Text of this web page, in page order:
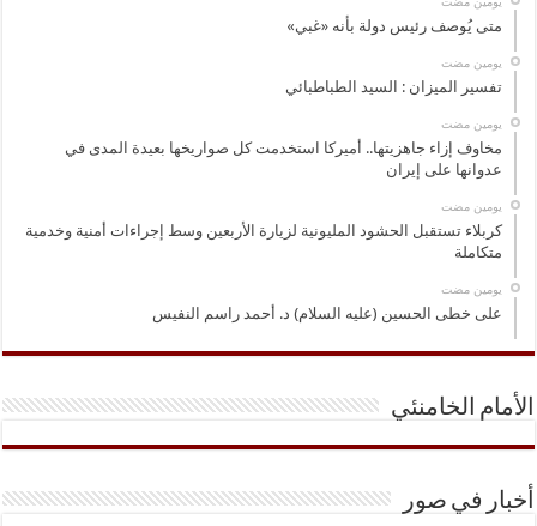
متى يُوصف رئيس دولة بأنه «غبي»
‏يومين مضت
تفسير الميزان : السيد الطباطبائي
‏يومين مضت
مخاوف إزاء جاهزيتها.. أميركا استخدمت كل صواريخها بعيدة المدى في
عدوانها على إيران
‏يومين مضت
كربلاء تستقبل الحشود المليونية لزيارة الأربعين وسط إجراءات أمنية وخدمية
متكاملة
‏يومين مضت
على خطى الحسين (عليه السلام) د. أحمد راسم النفيس
الأمام الخامنئي
أخبار في صور